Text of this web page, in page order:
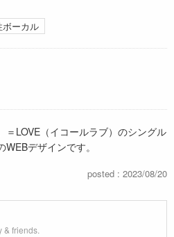
ボーカル
＝LOVE（イコールラブ）のシングル
WEBデザインです。
posted : 2023/08/20
friends.